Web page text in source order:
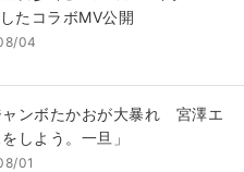
たコラボMV公開
04
ャンボたかおが大暴れ 宮澤エ
しよう。一旦」
01